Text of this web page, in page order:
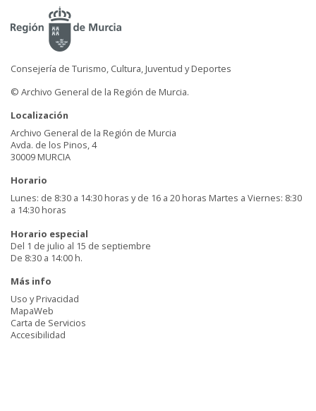
Consejería de Turismo, Cultura, Juventud y Deportes
© Archivo General de la Región de Murcia.
Localización
Archivo General de la Región de Murcia
Avda. de los Pinos, 4
30009 MURCIA
Horario
Lunes: de 8:30 a 14:30 horas y de 16 a 20 horas Martes a Viernes: 8:30
a 14:30 horas
Horario especial
Del 1 de julio al 15 de septiembre
De 8:30 a 14:00 h.
Más info
Uso y Privacidad
MapaWeb
Carta de Servicios
Accesibilidad